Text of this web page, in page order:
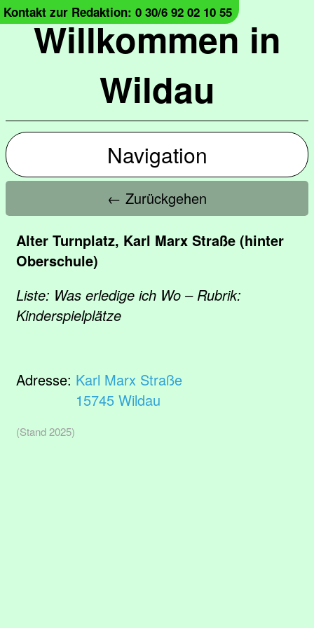
Willkommen in
Wildau
Kontakt zur Redaktion: 0 30/6 92 02 10 55
Navigation
← Zurückgehen
Alter Turnplatz, Karl Marx Straße (hinter
Oberschule)
Liste: Was erledige ich Wo – Rubrik:
Kinderspielplätze
Adresse: Karl Marx Straße
15745 Wildau
(Stand 2025)